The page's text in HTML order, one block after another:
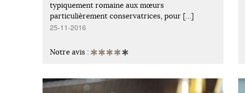
typiquement romaine aux mœurs
particulièrement conservatrices, pour […]
25-11-2016
Notre avis :